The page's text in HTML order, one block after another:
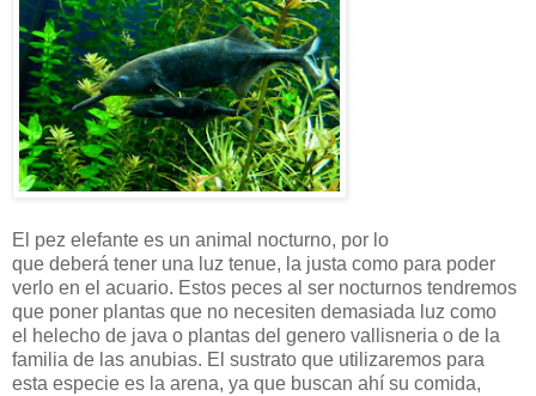
El pez elefante es un animal nocturno, por lo
que deberá tener una luz tenue, la justa como para poder
verlo en el acuario. Estos peces al ser nocturnos tendremos
que poner plantas que no necesiten demasiada luz como
el helecho de java o plantas del genero vallisneria o de la
familia de las anubias. El sustrato que utilizaremos para
esta especie es la arena, ya que buscan ahí su comida,